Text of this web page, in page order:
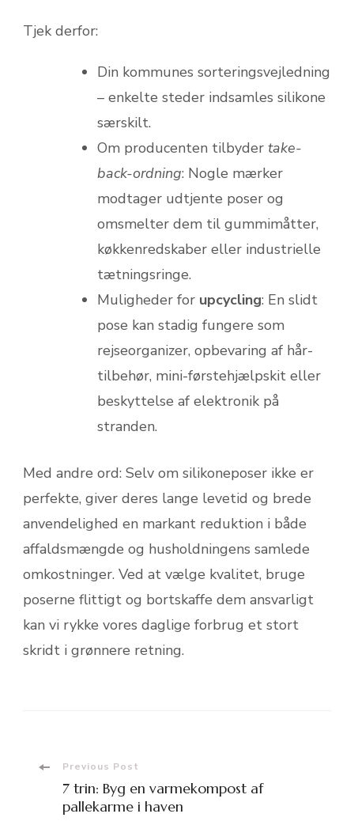
Tjek derfor:
Din kommunes sorteringsvejledning
– enkelte steder indsamles silikone
særskilt.
Om producenten tilbyder take-
back-ordning: Nogle mærker
modtager udtjente poser og
omsmelter dem til gummi­måtter,
køkkenredskaber eller industrielle
tætningsringe.
Muligheder for upcycling: En slidt
pose kan stadig fungere som
rejseorganizer, opbevaring af hår-
tilbehør, mini-førstehjælpskit eller
beskyttelse af elektronik på
stranden.
Med andre ord: Selv om silikoneposer ikke er
perfekte, giver deres lange levetid og brede
anvendelighed en markant reduktion i både
affalds­mængde og husholdningens samlede
omkostninger. Ved at vælge kvalitet, bruge
poserne flittigt og bortskaffe dem ansvarligt
kan vi rykke vores daglige forbrug et stort
skridt i grønnere retning.
Post
Navigation
Previous Post
7 trin: Byg en varmekompost af
pallekarme i haven